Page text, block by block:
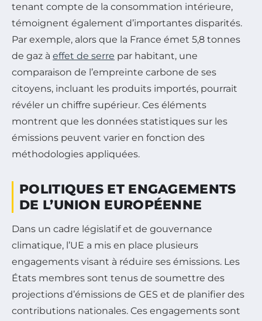
tenant compte de la consommation intérieure,
témoignent également d’importantes disparités.
Par exemple, alors que la France émet 5,8 tonnes
de gaz à effet de serre par habitant, une
comparaison de l’empreinte carbone de ses
citoyens, incluant les produits importés, pourrait
révéler un chiffre supérieur. Ces éléments
montrent que les données statistiques sur les
émissions peuvent varier en fonction des
méthodologies appliquées.
POLITIQUES ET ENGAGEMENTS
DE L’UNION EUROPÉENNE
Dans un cadre législatif et de gouvernance
climatique, l’UE a mis en place plusieurs
engagements visant à réduire ses émissions. Les
États membres sont tenus de soumettre des
projections d’émissions de GES et de planifier des
contributions nationales. Ces engagements sont